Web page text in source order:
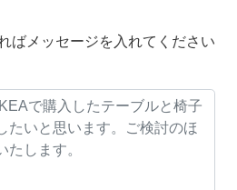
ばメッセージを入れてください